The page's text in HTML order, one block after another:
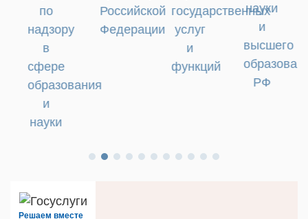
по
надзору
в
сфере
образования
и
науки
Российской
Федерации
государственных
услуг
и
функций
науки
и
высшего
РФ
Решаем вместе